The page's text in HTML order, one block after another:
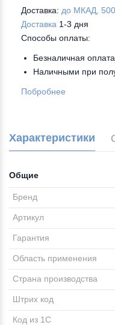
Доставка: до МКАД,
Доставка 1-3 дня
Способы оплаты:
Безналичная
Наличными при
Побробнее
Характеристики
Общие
Бренд
Артикул
Гарантия
Область применения
Страна производства
Штрих код
Код из 1С